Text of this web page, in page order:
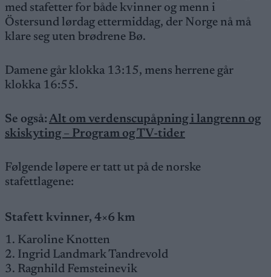
med stafetter for både kvinner og menn i
Östersund lørdag ettermiddag, der Norge nå må
klare seg uten brødrene Bø.
Damene går klokka 13:15, mens herrene går
klokka 16:55.
Se også: Alt om verdenscupåpning i langrenn og
skiskyting – Program og TV-tider
Følgende løpere er tatt ut på de norske
stafettlagene:
Stafett kvinner, 4×6 km
1. Karoline Knotten
2. Ingrid Landmark Tandrevold
3. Ragnhild Femsteinevik